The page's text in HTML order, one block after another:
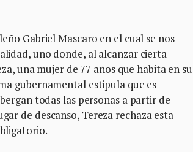
Gabriel Mascaro en el cual se nos
uno donde, al alcanzar cierta
una mujer de 77 años que habita en su
gubernamental estipula que es
todas las personas a partir de
de descanso, Tereza rechaza esta